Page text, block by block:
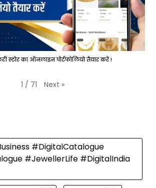
स्टोर का ऑनलाइन पोर्टफोलियो तैयार करें !
1 / 71 Next »
#DigitalCatalogue
#JewellerLife #DigitalIndia